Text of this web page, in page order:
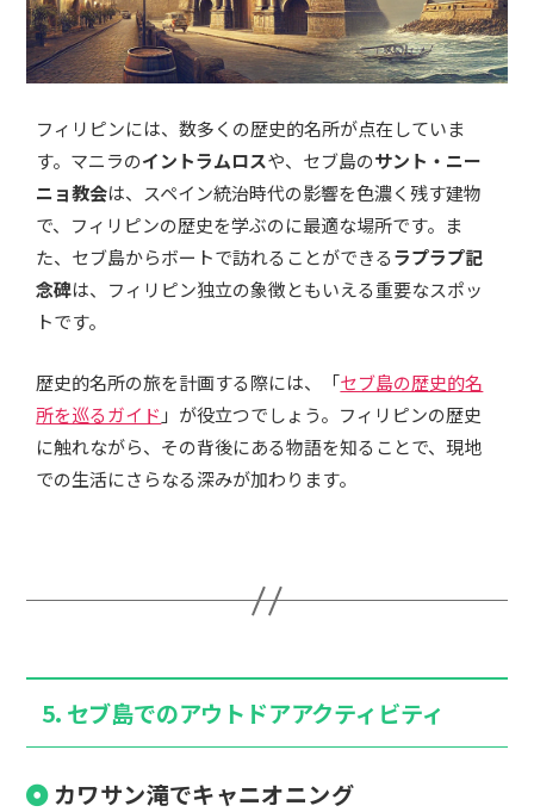
フィリピンには、数多くの歴史的名所が点在していま
す。マニラのイントラムロスや、セブ島のサント・ニー
ニョ教会は、スペイン統治時代の影響を色濃く残す建物
で、フィリピンの歴史を学ぶのに最適な場所です。ま
た、セブ島からボートで訪れることができるラプラプ記
念碑は、フィリピン独立の象徴ともいえる重要なスポッ
トです。
歴史的名所の旅を計画する際には、「セブ島の歴史的名
所を巡るガイド 」が役立つでしょう。フィリピンの歴史
に触れながら、その背後にある物語を知ることで、現地
での生活にさらなる深みが加わります。
5. セブ島でのアウトドアアクティビティ
カワサン滝でキャニオニング